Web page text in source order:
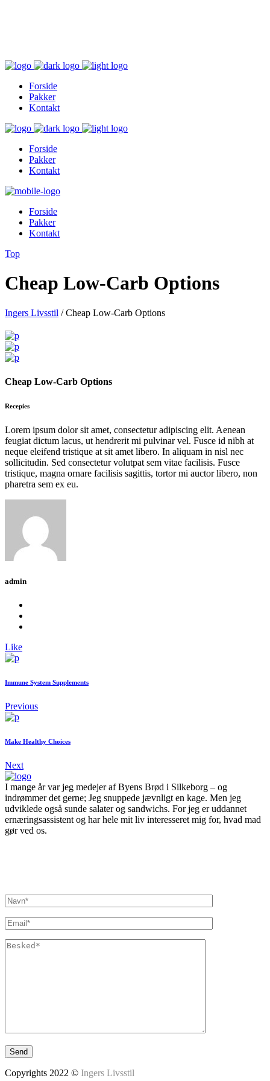
Forside
Pakker
Kontakt
Forside
Pakker
Kontakt
Forside
Pakker
Kontakt
Top
Cheap Low-Carb Options
Ingers Livsstil /Cheap Low-Carb Options
Cheap Low-Carb Options
Recepies
Lorem ipsum dolor sit amet, consectetur adipiscing elit. Aenean
feugiat dictum lacus, ut hendrerit mi pulvinar vel. Fusce id nibh at
neque eleifend tristique at sit amet libero. In aliquam in nisl nec
sollicitudin. Sed consectetur volutpat sem vitae facilisis. Fusce
tristique, magna ornare facilisis sagittis, tortor mi auctor libero, non
pharetra sem ex eu.
admin
Like
Immune System Supplements
Previous
Make Healthy Choices
Next
I mange år var jeg medejer af Byens Brød i Silkeborg – og
indrømmer det gerne; Jeg snuppede jævnligt en kage. Men jeg
udviklede også sunde salater og sandwichs. For jeg er uddannet
ernæringsassistent og har hele mit liv interesseret mig for, hvad mad
gør ved os.
Copyrights 2022 © Ingers Livsstil